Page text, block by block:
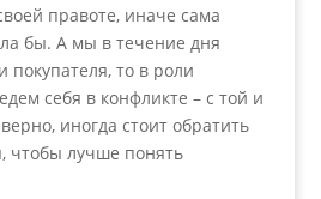
правоте, иначе сама
бы. А мы в течение дня
покупателя, то в роли
себя в конфликте – с той и
иногда стоит обратить
чтобы лучше понять